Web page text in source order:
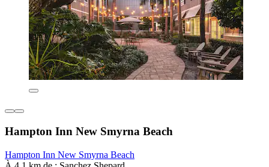
Hampton Inn New Smyrna Beach
Hampton Inn New Smyrna Beach